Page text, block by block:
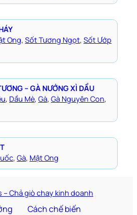
Ong, Sốt Tương Ngọt, Sốt Ướp
– GÀ NƯỚNG XÌ DẦU
, Dầu Mè, Gà, Gà Nguyên Con
, Gà, Mật Ong
Chả giò chay kinh doanh
Cách chế biến